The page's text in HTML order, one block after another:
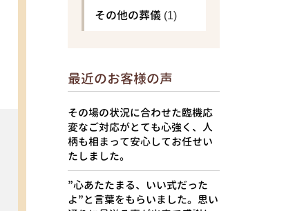
その他の葬儀 (1)
最近のお客様の声
その場の状況に合わせた臨機応
変なご対応がとても心強く、人
柄も相まって安心してお任せい
たしました。
”心あたたまる、いい式だった
よ”と言葉をもらいました。思い